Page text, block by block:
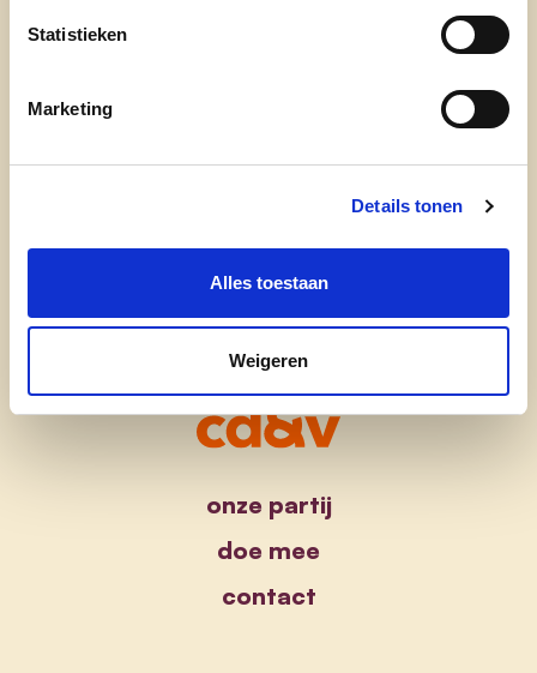
Statistieken
Marketing
Details tonen
Alles toestaan
Weigeren
onze partij
doe mee
contact